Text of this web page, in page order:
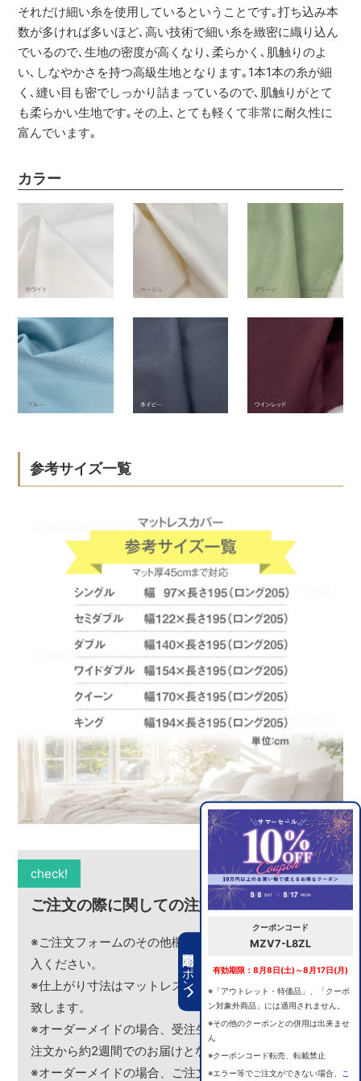
期間限定クーポン
クーポンコード
MZV7-L8ZL
有効期限：8月8日(土)～8月17日(月)
※「アウトレット・特価品」、「クーポ
ン対象外商品」には適用されません。
※その他のクーポンとの併用は出来ませ
ん
※クーポンコード転売、転載禁止
※エラー等でご注文ができない場合、
こ
それだけ細い糸を使用しているということです｡打ち込み本
数が多ければ多いほど､高い技術で細い糸を緻密に織り込ん
でいるので､生地の密度が高くなり､柔らかく､肌触りのよ
い､しなやかさを持つ高級生地となります｡1本1本の糸が細
く､縫い目も密でしっかり詰まっているので､肌触りがとて
も柔らかい生地です｡その上､とても軽くて非常に耐久性に
富んでいます｡
カラー
参考サイズ一覧
check!
ご注文の際に関しての注意事項
※ご注文フォームのその他欄にマットレスの寸法をご記
入ください。
※仕上がり寸法はマットレスの厚み+5cmにてお仕上げ
致します。
※オーダーメイドの場合、受注生産となりますので、ご
注文から約2週間でのお届けとなります。
※オーダーメイドの場合、ご注文後お見積り額に変更が